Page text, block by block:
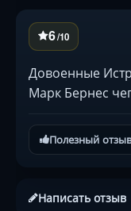
6/10
Довоенные
Марк Бернес
Полезный отзыв
Написать отзыв